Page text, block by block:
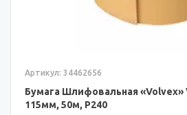
Артикул: 34462656
Бумага Шлифовальная «Volvex»
115мм, 50м, P240